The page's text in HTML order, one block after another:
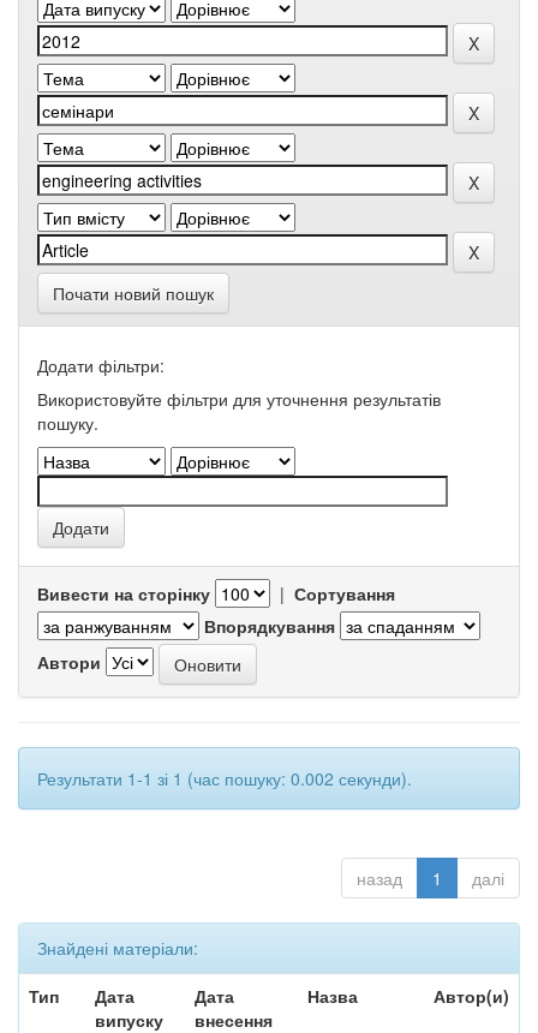
Почати новий пошук
Додати фільтри:
Використовуйте фільтри для уточнення результатів
пошуку.
Вивести на сторінку | Сортування
Впорядкування
Автори
Результати 1-1 зі 1 (час пошуку: 0.002 секунди).
назад 1 далі
Знайдені матеріали:
Тип
Дата
випуску
Дата
внесення
Назва Автор(и)